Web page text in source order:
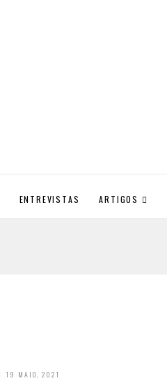
ENTREVISTAS ARTIGOS
19 MAIO, 2021